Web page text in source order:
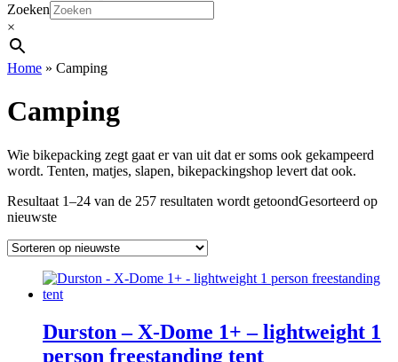
Zoeken
×
Home » Camping
Camping
Wie bikepacking zegt gaat er van uit dat er soms ook gekampeerd
wordt. Tenten, matjes, slapen, bikepackingshop levert dat ook.
Resultaat 1–24 van de 257 resultaten wordt getoondGesorteerd op
nieuwste
Durston – X-Dome 1+ – lightweight 1
person freestanding tent